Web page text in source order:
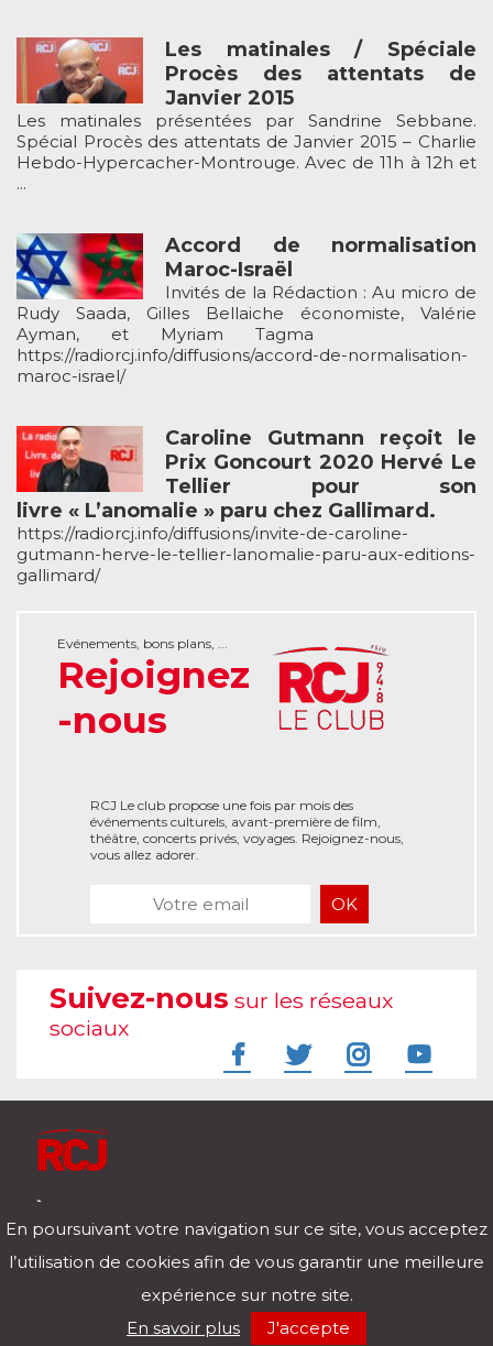
Les matinales / Spéciale
Procès des attentats de
Janvier 2015
Les matinales présentées par Sandrine Sebbane.
Spécial Procès des attentats de Janvier 2015 – Charlie
Hebdo-Hypercacher-Montrouge. Avec de 11h à 12h et
...
Accord de normalisation
Maroc-Israël
Invités de la Rédaction : Au micro de
Rudy Saada, Gilles Bellaiche économiste, Valérie
Ayman, et Myriam Tagma
https://radiorcj.info/diffusions/accord-de-normalisation-
maroc-israel/
Caroline Gutmann reçoit le
Prix Goncourt 2020 Hervé Le
Tellier pour son
livre « L’anomalie » paru chez Gallimard.
https://radiorcj.info/diffusions/invite-de-caroline-
gutmann-herve-le-tellier-lanomalie-paru-aux-editions-
gallimard/
Evénements, bons plans, ...
Rejoignez
-nous
RCJ Le club propose une fois par mois des
événements culturels, avant-première de film,
théâtre, concerts privés, voyages. Rejoignez-nous,
vous allez adorer.
Suivez-nous sur les réseaux
sociaux
Télécharger notre application pour iOs et Android
00:00
En poursuivant votre navigation sur ce site, vous acceptez
l’utilisation de cookies afin de vous garantir une meilleure
expérience sur notre site.
En savoir plus
J'accepte